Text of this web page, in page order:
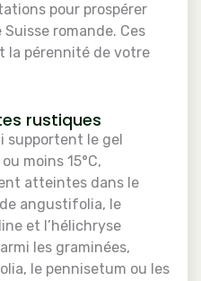
pour prospérer
romande. Ces
la pérennité de votre
rustiques
supportent le gel
moins 15°C,
atteintes dans le
angustifolia, le
et l’hélichryse
les graminées,
le pennisetum ou les